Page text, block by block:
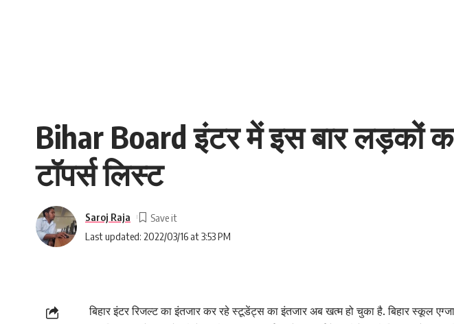
Bihar Board इंटर में इस बार लड़कों
टॉपर्स लिस्ट
Last updated: 2022/03/16 at 3:53 PM
Saroj Raja
बिहार इंटर रिजल्ट का इंतजार कर रहे स्टूडेंट्स का इंतजार अब खत्म हो चुका है. बिहार स्कूल